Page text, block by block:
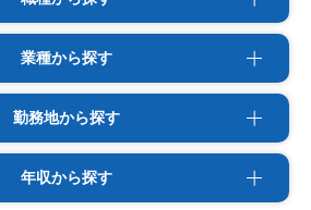
業種から探す
勤務地から探す
年収から探す